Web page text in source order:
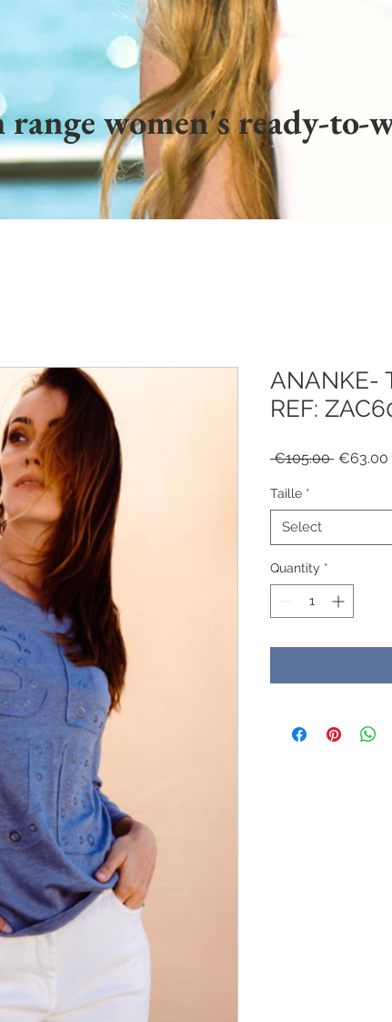
women's ready-to-
ANANKE-
REF:
€105.00 Regular
€63.00
Taille *
Select
Quantity *